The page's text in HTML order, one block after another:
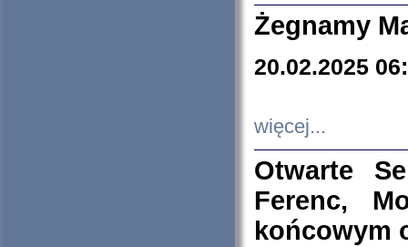
Żegnamy
20.02.2025
więcej...
Otwarte
Ferenc,
końcowym